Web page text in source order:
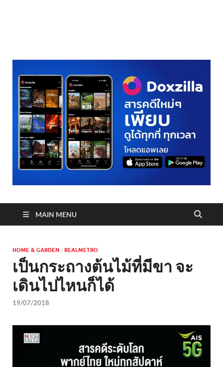
MAIN MENU
HOME & GARDEN / REALMETRO
เป็นกระถางต้นไม้ที่มีขา จะ
เดินไปไหนก็ได้
19/07/2018